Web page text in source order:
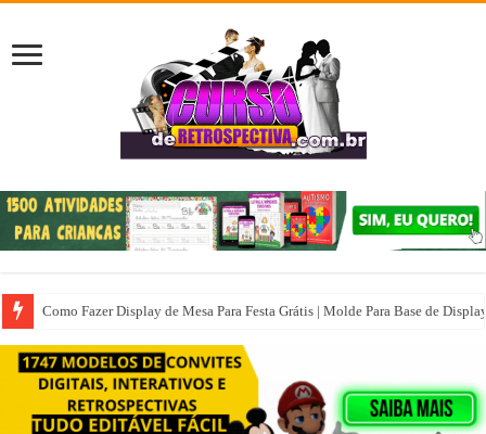
Como Fazer Display de Mesa Para Festa Grátis | Molde Para Base de